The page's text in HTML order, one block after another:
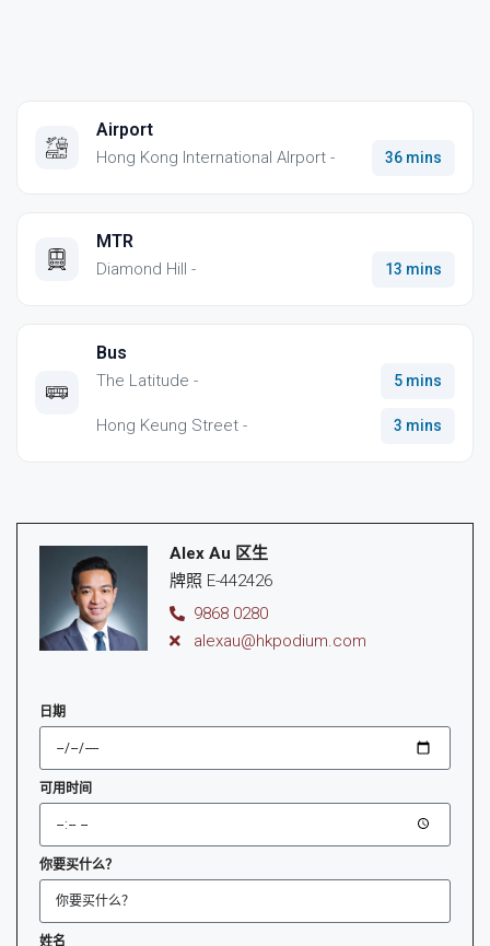
Airport
Hong Kong International AIrport - 36 mins
MTR
Diamond Hill - 13 mins
Bus
The Latitude - 5 mins
Hong Keung Street - 3 mins
Alex Au 区生
牌照 E-442426
9868 0280
alexau@hkpodium.com
日期
可用时间
你要买什么？
姓名